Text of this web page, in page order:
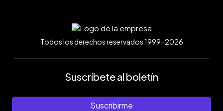
Todos los derechos reservados 1999-2026
Suscríbete al boletín
Suscribirme